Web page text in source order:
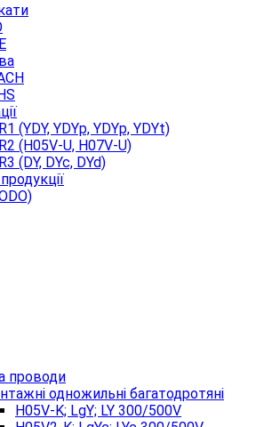
(YDY, YDYp, YDYp, YDYt)
(H05V-U, H07V-U)
(DY, DYc, DYd)
проводи
одножильні багатодротяні
H05V-K; LgY; LY 300/500V